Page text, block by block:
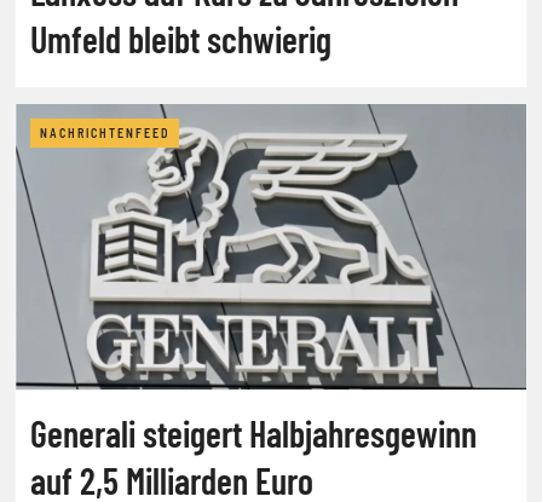
Umfeld bleibt schwierig
NACHRICHTENFEED
Generali steigert Halbjahresgewinn
auf 2,5 Milliarden Euro